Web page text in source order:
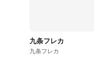
九条フレカ
九条フレカ